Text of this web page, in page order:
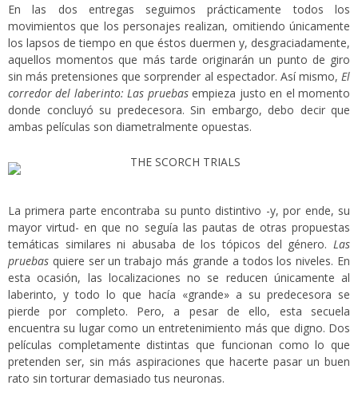
En las dos entregas seguimos prácticamente todos los
movimientos que los personajes realizan, omitiendo únicamente
los lapsos de tiempo en que éstos duermen y, desgraciadamente,
aquellos momentos que más tarde originarán un punto de giro
sin más pretensiones que sorprender al espectador. Así mismo, El
corredor del laberinto: Las pruebasempieza justo en el momento
donde concluyó su predecesora. Sin embargo, debo decir que
ambas películas son diametralmente opuestas.
La primera parte encontraba su punto distintivo -y, por ende, su
mayor virtud- en que no seguía las pautas de otras propuestas
temáticas similares ni abusaba de los tópicos del género. Las
pruebas quiere ser un trabajo más grande a todos los niveles. En
esta ocasión, las localizaciones no se reducen únicamente al
laberinto, y todo lo que hacía «grande» a su predecesora se
pierde por completo. Pero, a pesar de ello, esta secuela
encuentra su lugar como un entretenimiento más que digno. Dos
películas completamente distintas que funcionan como lo que
pretenden ser, sin más aspiraciones que hacerte pasar un buen
rato sin torturar demasiado tus neuronas.